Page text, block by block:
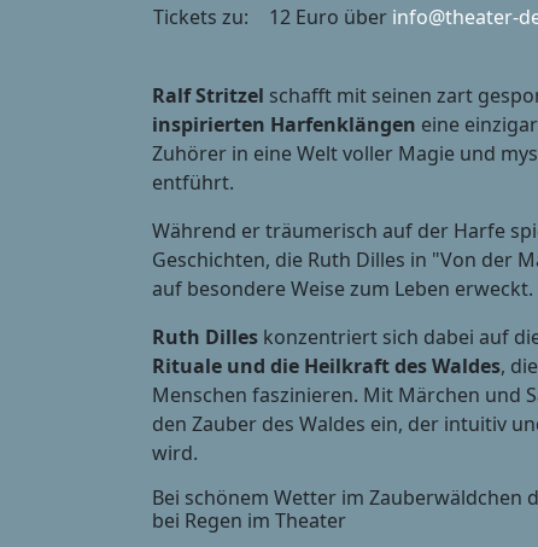
Tickets zu:
12 Euro über info@theater-
Ralf Stritzel schafft mit seinen zart
inspirierten Harfenklängen eine
Zuhörer in eine Welt voller Magie und
entführt.
Während er träumerisch auf der Harfe
Geschichten, die Ruth Dilles in "Von der
auf besondere Weise zum Leben erweckt.
Ruth Dilles konzentriert sich dabei auf
Rituale und die Heilkraft des Waldes,
Menschen faszinieren. Mit Märchen und
den Zauber des Waldes ein, der intuitiv
wird.
Bei schönem Wetter im Zauberwäldchen
bei Regen im Theater